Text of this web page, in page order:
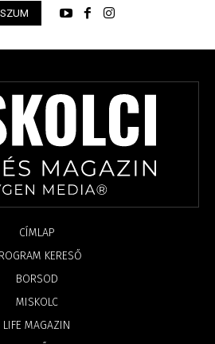
CÍMLAP
KERESŐ
BORSOD
MISKOLC
LIFE MAGAZIN